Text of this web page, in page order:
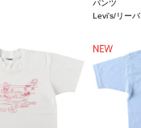
パンツ
Levi's/リーバ